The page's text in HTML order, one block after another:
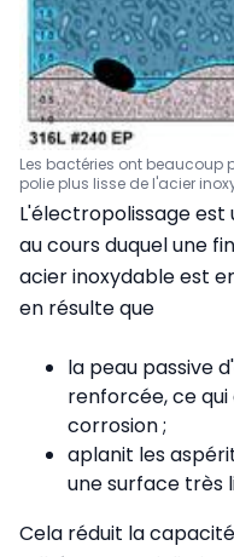
Les bactéries ont
polie plus lisse de l'acier
L'électropolissage
au cours duquel une
acier inoxydable est
en résulte que
la peau passive
renforcée, ce
corrosion ;
aplanit les
une surface très
Cela réduit la